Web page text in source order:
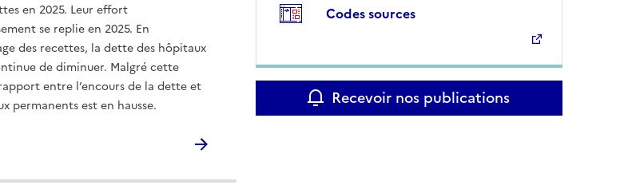
en 2025. Leur effort
se replie en 2025. En
des recettes, la dette des hôpitaux
de diminuer. Malgré cette
entre l’encours de la dette et
permanents est en hausse.
Codes sources
Recevoir nos publications